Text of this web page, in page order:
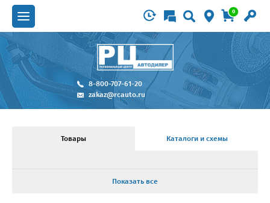
0
8-800-707-61-20
zakaz@rcauto.ru
Товары Каталоги и схемы
Показать все